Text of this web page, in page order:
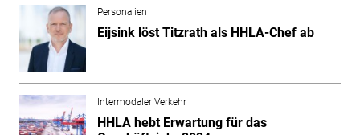
Personalien
Eijsink löst Titzrath als HHLA-Chef ab
Intermodaler Verkehr
HHLA hebt Erwartung für das